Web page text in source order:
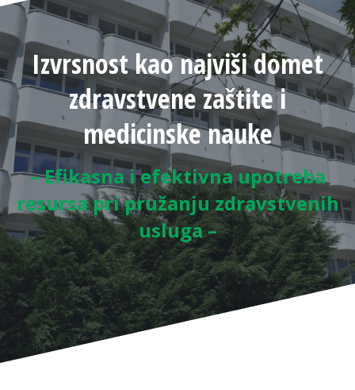
Izvrsnost kao najviši domet
zdravstvene zaštite i
medicinske nauke
– Efikasna i efektivna upotreba
resursa pri pružanju zdravstvenih
usluga –